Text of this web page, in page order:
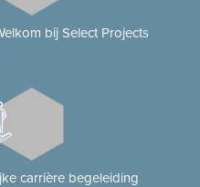
bij Select Projects
carrière begeleiding